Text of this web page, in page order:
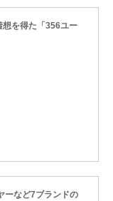
想を得た「356ユー
ーなど7ブランドの